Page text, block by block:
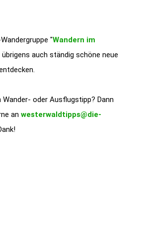
"Wandern im
auch ständig schöne neue
Wander- oder Ausflugstipp? Dann
an westerwaldtipps@die-